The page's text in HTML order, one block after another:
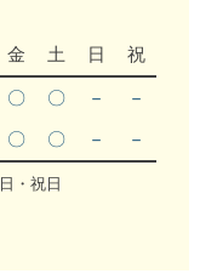
金 土 日 祝
〇 〇 －
－
〇 〇 － －
・祝日